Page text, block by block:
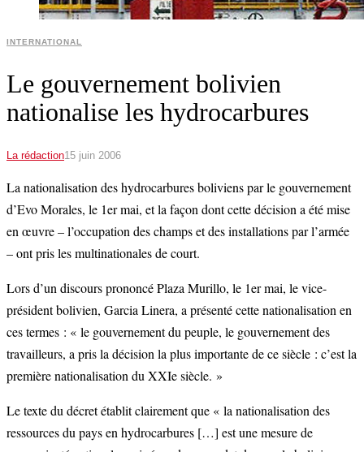
INTERNATIONAL
Le gouvernement bolivien
nationalise les hydrocarbures
La rédaction15 juin 2006
La nationalisation des hydrocarbures boliviens par le gouvernement
d’Evo Morales, le 1er mai, et la façon dont cette décision a été mise
en œuvre – l’occupation des champs et des installations par l’armée
– ont pris les multinationales de court.
Lors d’un discours prononcé Plaza Murillo, le 1er mai, le vice-
président bolivien, Garcia Linera, a présenté cette nationalisation en
ces termes : « le gouvernement du peuple, le gouvernement des
travailleurs, a pris la décision la plus importante de ce siècle : c’est la
première nationalisation du XXIe siècle. »
Le texte du décret établit clairement que « la nationalisation des
ressources du pays en hydrocarbures […] est une mesure de